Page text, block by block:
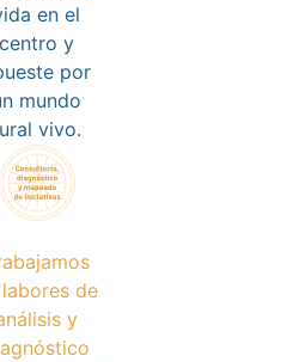
en el
centro y
por
mundo
vivo.
de
y